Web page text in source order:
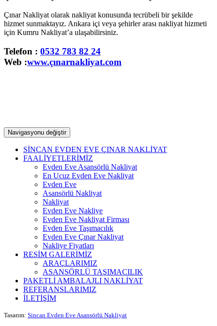
Çınar Nakliyat olarak nakliyat konusunda tecrübeli bir şekilde
hizmet sunmaktayız. Ankara içi veya şehirler arası nakliyat hizmeti
için Kumru Nakliyat’a ulaşabilirsiniz.
Telefon : 0532 783 82 24
Web :www.çınarnakliyat.com
Navigasyonu değiştir
SİNCAN EVDEN EVE ÇINAR NAKLİYAT
FAALİYETLERİMİZ
Evden Eve Asansörlü Nakliyat
En Ucuz Evden Eve Nakliyat
Evden Eve
Asansörlü Nakliyat
Nakliyat
Evden Eve Nakliye
Evden Eve Nakliyat Firması
Evden Eve Taşımacılık
Evden Eve Çınar Nakliyat
Nakliye Fiyatları
RESİM GALERİMİZ
ARAÇLARIMIZ
ASANSÖRLÜ TAŞIMACILIK
PAKETLİ AMBALAJLI NAKLİYAT
REFERANSLARIMIZ
İLETİŞİM
Tasarım: Sincan Evden Eve Asansörlü Nakliyat